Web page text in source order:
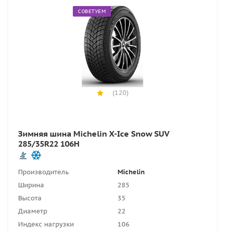
СОВЕТУЕМ
(120)
Зимняя шина Michelin X-Ice Snow SUV
285/35R22 106H
Производитель
Michelin
Ширина
285
Высота
35
Диаметр
22
Индекс нагрузки
106